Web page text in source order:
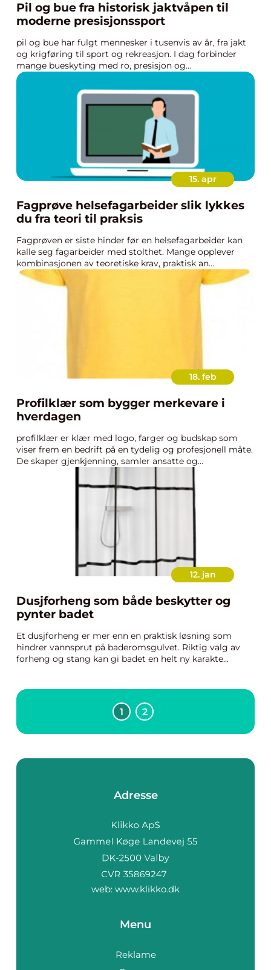
Pil og bue fra historisk jaktvåpen til
moderne presisjonssport
pil og bue har fulgt mennesker i tusenvis av år, fra jakt
og krigføring til sport og rekreasjon. I dag forbinder
mange bueskyting med ro, presisjon og...
15. apr
Fagprøve helsefagarbeider slik lykkes
du fra teori til praksis
Fagprøven er siste hinder før en helsefagarbeider kan
kalle seg fagarbeider med stolthet. Mange opplever
kombinasjonen av teoretiske krav, praktisk an...
18. feb
Profilklær som bygger merkevare i
hverdagen
profilklær er klær med logo, farger og budskap som
viser frem en bedrift på en tydelig og profesjonell måte.
De skaper gjenkjenning, samler ansatte og...
12. jan
Dusjforheng som både beskytter og
pynter badet
Et dusjforheng er mer enn en praktisk løsning som
hindrer vannsprut på baderomsgulvet. Riktig valg av
forheng og stang kan gi badet en helt ny karakte...
1 2
Adresse
web: www.klikko.dk
Menu
Reklame